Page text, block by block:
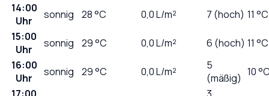
14:00
Uhr
sonnig 28°C 0,0L/m² 7 (hoch) 11 °C
15:00
Uhr
sonnig 29°C 0,0L/m² 6 (hoch) 11 °C
16:00
Uhr
sonnig 29°C 0,0L/m²
5
(mäßig) 10